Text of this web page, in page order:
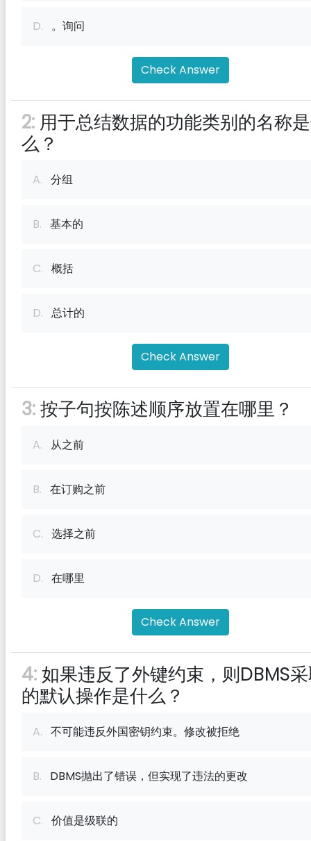
D. 。询问
Check Answer
2: 用于总结数据的功能类别的名称
么？
A. 分组
B. 基本的
C. 概括
D. 总计的
Check Answer
3:按子句按陈述顺序放置在哪里？
A. 从之前
B. 在订购之前
C. 选择之前
D. 在哪里
Check Answer
4:如果违反了外键约束，则DBMS
的默认操作是什么？
A. 不可能违反外国密钥约束。修改被拒绝
B. DBMS抛出了错误，但实现了违法的更改
C. 价值是级联的